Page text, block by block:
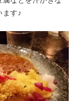
ます♪